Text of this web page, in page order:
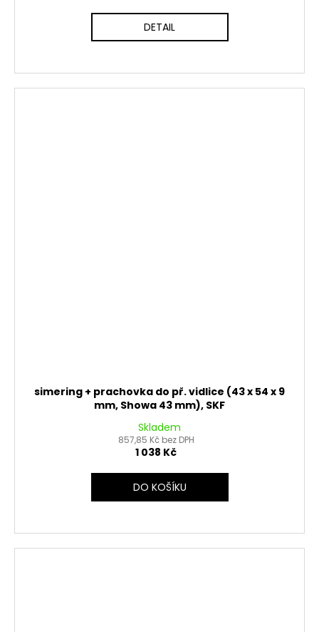
DETAIL
simering + prachovka do př. vidlice (43 x 54 x 9
mm, Showa 43 mm), SKF
Skladem
857,85 Kč bez DPH
1 038 Kč
DO KOŠÍKU